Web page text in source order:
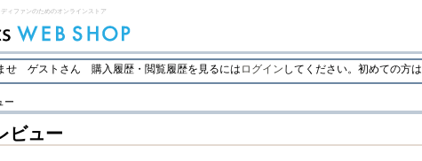
ィファンのためのオンラインストア
せ ゲストさん 購入履歴・閲覧履歴を見るには ログイン してください。初めての方は
ー
ビュー